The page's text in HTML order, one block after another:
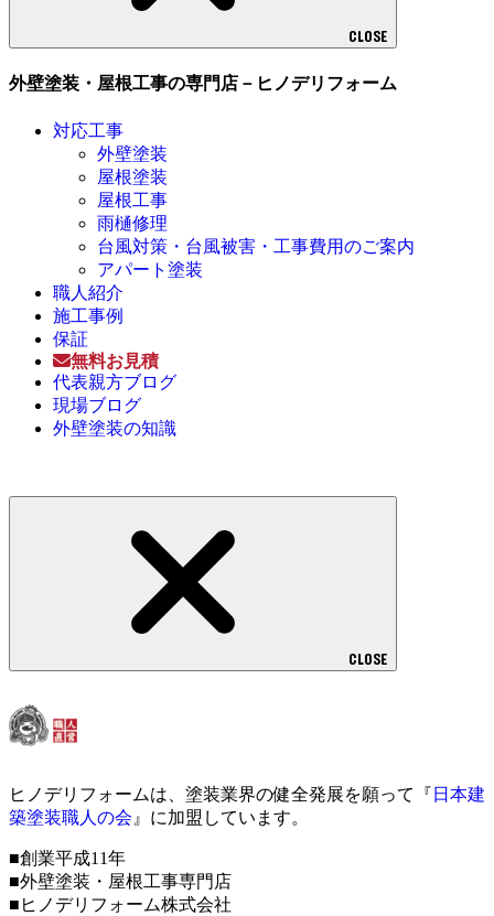
CLOSE
外壁塗装・屋根工事の専門店－ヒノデリフォーム
対応工事
外壁塗装
屋根塗装
屋根工事
雨樋修理
台風対策・台風被害・工事費用のご案内
アパート塗装
職人紹介
施工事例
保証
無料お見積
代表親方ブログ
現場ブログ
外壁塗装の知識
CLOSE
ヒノデリフォームは、塗装業界の健全発展を願って『 日本建
築塗装職人の会 』に加盟しています。
■創業平成11年
■外壁塗装・屋根工事専門店
■ヒノデリフォーム株式会社